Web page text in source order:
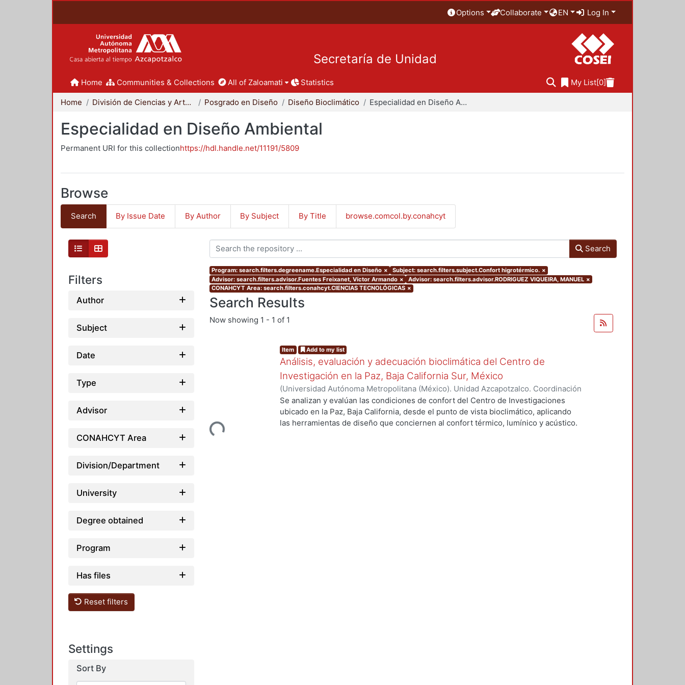
Options Collaborate EN Log In
Secretaría de Unidad
Home Communities & Collections All of Zaloamati Statistics My List[0]
Home División de Ciencias y Artes para el Diseño Posgrado en Diseño Diseño Bioclimático Especialidad en Diseño Ambiental
Especialidad en Diseño Ambiental
Permanent URI for this collectionhttps://hdl.handle.net/11191/5809
Browse
Search By Issue Date By Author By Subject By Title browse.comcol.by.conahcyt
Filters
Author
Subject
Date
Type
Advisor
CONAHCYT Area
Division/Department
University
Degree obtained
Program
Has files
Reset filters
Settings
Sort By
Search
Program: search.filters.degreename.Especialidad en Diseño × Subject: search.filters.subject.Confort higrotérmico. ×
Advisor: search.filters.advisor.Fuentes Freixanet, Víctor Armando × Advisor: search.filters.advisor.RODRIGUEZ VIQUEIRA, MANUEL ×
CONAHCYT Area: search.filters.conahcyt.CIENCIAS TECNOLÓGICAS ×
Search Results
Now showing 1 - 1 of 1
Loading...
Item Add to my list
Análisis, evaluación y adecuación bioclimática del Centro de
Investigación en la Paz, Baja California Sur, México
(Universidad Autónoma Metropolitana (México). Unidad Azcapotzalco. Coordinación
de Servicios de Información.,1999-12 )García Tavera, José Luis
Se analizan y evalúan las condiciones de confort del Centro de Investigaciones
ubicado en la Paz, Baja California, desde el punto de vista bioclimático, aplicando
las herramientas de diseño que conciernen al confort térmico, lumínico y acústico.